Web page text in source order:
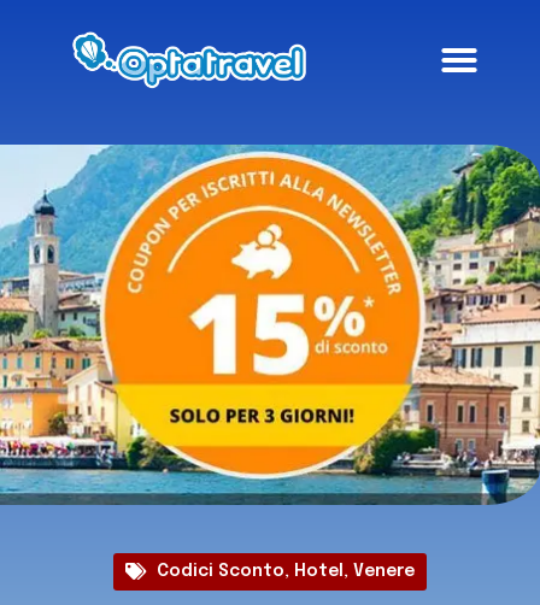
Codici Sconto, Hotel , Venere